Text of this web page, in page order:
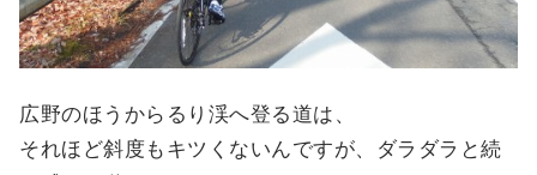
広野のほうからるり渓へ登る道は、
それほど斜度もキツくないんですが、ダラダラと続